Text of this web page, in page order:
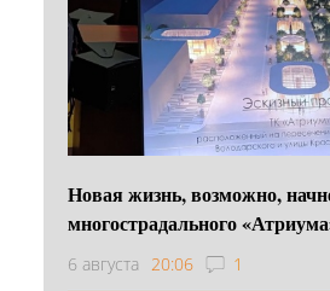
Новая жизнь, возможно,
многострадального
6 августа 20:06 1